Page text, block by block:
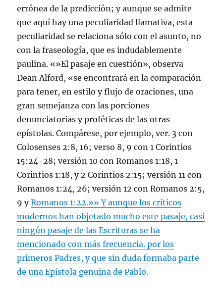
errónea de la predicción; y aunque se admite
que aquí hay una peculiaridad llamativa, esta
peculiaridad se relaciona sólo con el asunto, no
con la fraseología, que es indudablemente
paulina. «»El pasaje en cuestión», observa
Dean Alford, «se encontrará en la comparación
para tener, en estilo y flujo de oraciones, una
gran semejanza con las porciones
denunciatorias y proféticas de las otras
epístolas. Compárese, por ejemplo, ver. 3 con
Colosenses 2:8,16; verso 8, 9 con1 Corintios
15:24-28; versión 10 conRomanos 1:18,1
Corintios 1:18, y 2 Corintios 2:15; versión 11 con
Romanos 1:24 , 26; versión 12 conRomanos 2:5,
9 yRomanos 1:22.»» Y aunque los críticos
modernos han objetado mucho este pasaje, casi
ningún pasaje de las Escrituras se ha
mencionado con más frecuencia. por los
primeros Padres, y que sin duda formaba parte
de una Epístola genuina de Pablo.